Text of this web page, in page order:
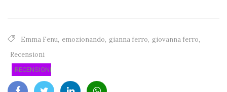
Emma Fenu, emozionando, gianna ferro, giovanna ferro,
Recensioni
RECENSIONI